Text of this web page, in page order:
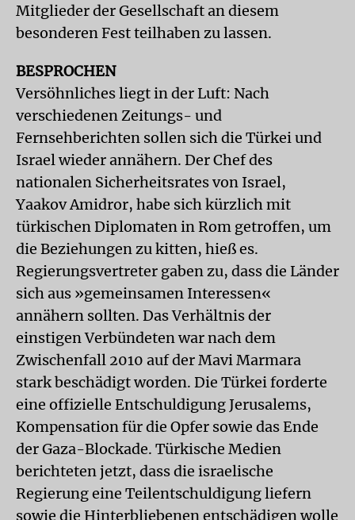
Mitglieder der Gesellschaft an diesem
besonderen Fest teilhaben zu lassen.
BESPROCHEN
Versöhnliches liegt in der Luft: Nach
verschiedenen Zeitungs- und
Fernsehberichten sollen sich die Türkei und
Israel wieder annähern. Der Chef des
nationalen Sicherheitsrates von Israel,
Yaakov Amidror, habe sich kürzlich mit
türkischen Diplomaten in Rom getroffen, um
die Beziehungen zu kitten, hieß es.
Regierungsvertreter gaben zu, dass die Länder
sich aus »gemeinsamen Interessen«
annähern sollten. Das Verhältnis der
einstigen Verbündeten war nach dem
Zwischenfall 2010 auf der Mavi Marmara
stark beschädigt worden. Die Türkei forderte
eine offizielle Entschuldigung Jerusalems,
Kompensation für die Opfer sowie das Ende
der Gaza-Blockade. Türkische Medien
berichteten jetzt, dass die israelische
Regierung eine Teilentschuldigung liefern
sowie die Hinterbliebenen entschädigen wolle